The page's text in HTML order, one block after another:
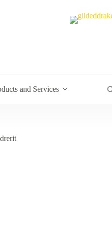
and Services